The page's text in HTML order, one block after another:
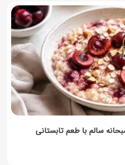
سالم با طعم تابستانی
رمز خرید کالابرگ برای خرید آنلاین (رمز
انجیر خوشرنگ+ نکات شکرک نزدن